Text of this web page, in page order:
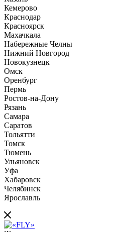
Кемерово
Краснодар
Красноярск
Махачкала
Набережные Челны
Нижний Новгород
Новокузнецк
Омск
Оренбург
Пермь
Ростов-на-Дону
Рязань
Самара
Саратов
Тольятти
Томск
Тюмень
Ульяновск
Уфа
Хабаровск
Челябинск
Ярославль